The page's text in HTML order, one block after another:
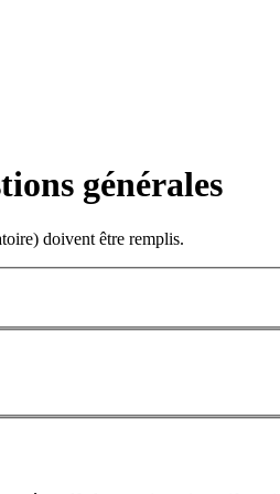
générales
doivent être remplis.